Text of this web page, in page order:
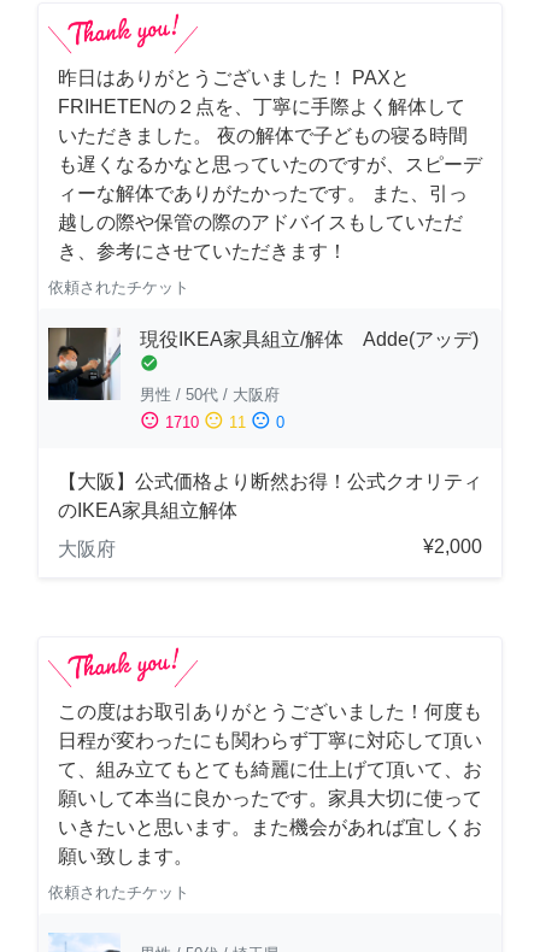
昨日はありがとうございました！ PAXと
FRIHETENの２点を、丁寧に手際よく解体して
いただきました。 夜の解体で子どもの寝る時間
も遅くなるかなと思っていたのですが、スピーデ
ィーな解体でありがたかったです。 また、引っ
越しの際や保管の際のアドバイスもしていただ
き、参考にさせていただきます！
依頼されたチケット
現役IKEA家具組立/解体 Adde(アッデ)
check_circle
男性 / 50代 / 大阪府
sentiment_satisfied 1710 sentiment_neutral 11 sentiment_dissatisfied 0
【大阪】公式価格より断然お得！公式クオリティ
のIKEA家具組立解体
大阪府
¥2,000
この度はお取引ありがとうございました！何度も
日程が変わったにも関わらず丁寧に対応して頂い
て、組み立てもとても綺麗に仕上げて頂いて、お
願いして本当に良かったです。家具大切に使って
いきたいと思います。また機会があれば宜しくお
願い致します。
依頼されたチケット